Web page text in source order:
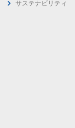
サステナビリティ